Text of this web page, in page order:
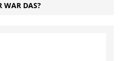
WAR DAS?